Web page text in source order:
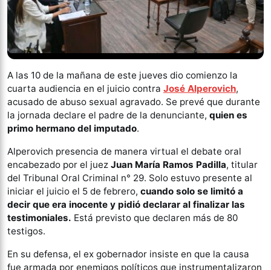
A las 10 de la mañana de este jueves dio comienzo la
cuarta audiencia en el juicio contra José Alperovich,
acusado de abuso sexual agravado. Se prevé que durante
la jornada declare el padre de la denunciante, quien es
primo hermano del imputado.
Alperovich presencia de manera virtual el debate oral
encabezado por el juez Juan María Ramos Padilla, titular
del Tribunal Oral Criminal n° 29. Solo estuvo presente al
iniciar el juicio el 5 de febrero, cuando solo se limitó a
decir que era inocente y pidió declarar al finalizar las
testimoniales. Está previsto que declaren más de 80
testigos.
En su defensa, el ex gobernador insiste en que la causa
fue armada por enemigos políticos que instrumentalizaron